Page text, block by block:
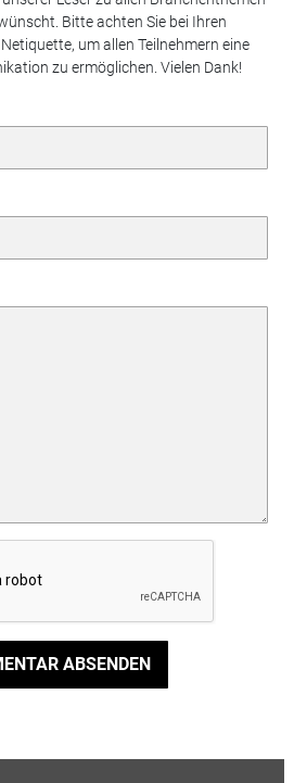
Bitte achten Sie bei Ihren
um allen Teilnehmern eine
zu ermöglichen. Vielen Dank!
ABSENDEN